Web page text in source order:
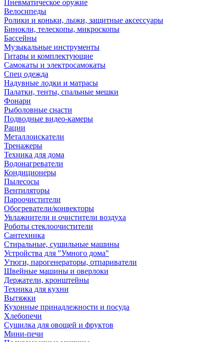
Пневматическое оружие
Велосипеды
Ролики и коньки, лыжи, защитные аксессуары
Бинокли, телескопы, микроскопы
Бассейны
Музыкальные инструменты
Гитары и комплектующие
Самокаты и электросамокаты
Спец одежда
Надувные лодки и матрасы
Палатки, тенты, спальные мешки
Фонари
Рыболовные снасти
Подводные видео-камеры
Рации
Металлоискатели
Тренажеры
Техника для дома
Водонагреватели
Кондиционеры
Пылесосы
Вентиляторы
Пароочистители
Обогреватели/конвекторы
Увлажнители и очистители воздуха
Роботы стеклоочистители
Сантехника
Стиральные, сушильные машины
Устройства для "Умного дома"
Утюги, парогенераторы, отпариватели
Швейные машины и оверлоки
Держатели, кронштейны
Техника для кухни
Вытяжки
Кухонные принадлежности и посуда
Хлебопечи
Сушилка для овощей и фруктов
Мини-печи